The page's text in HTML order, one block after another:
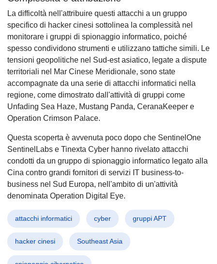
La difficoltà nell'attribuire questi attacchi a un gruppo
specifico di hacker cinesi sottolinea la complessità nel
monitorare i gruppi di spionaggio informatico, poiché
spesso condividono strumenti e utilizzano tattiche simili. Le
tensioni geopolitiche nel Sud-est asiatico, legate a dispute
territoriali nel Mar Cinese Meridionale, sono state
accompagnate da una serie di attacchi informatici nella
regione, come dimostrato dall'attività di gruppi come
Unfading Sea Haze, Mustang Panda, CeranaKeeper e
Operation Crimson Palace.
Questa scoperta è avvenuta poco dopo che SentinelOne
SentinelLabs e Tinexta Cyber hanno rivelato attacchi
condotti da un gruppo di spionaggio informatico legato alla
Cina contro grandi fornitori di servizi IT business-to-
business nel Sud Europa, nell'ambito di un'attività
denominata Operation Digital Eye.
attacchi informatici cyber gruppi APT
hacker cinesi Southeast Asia